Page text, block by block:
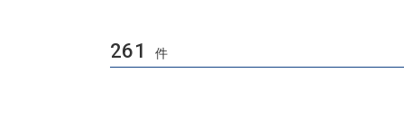
指定無し 5分以内 7分以内 10
～
261 件